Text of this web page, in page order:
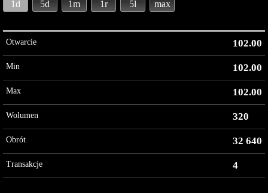
1d 5d 1m 1r 5l max
Otwarcie 102.00
Min 102.00
Max 102.00
Wolumen 320
Obrót 32 640
Transakcje 4